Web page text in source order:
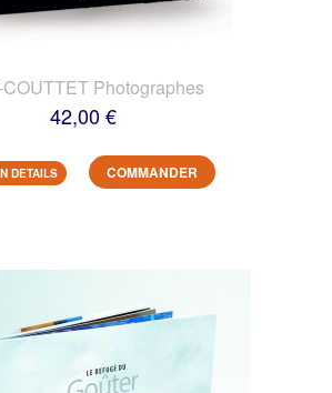
COUTTET Photographes
42,00 €
DETAILS COMMANDER